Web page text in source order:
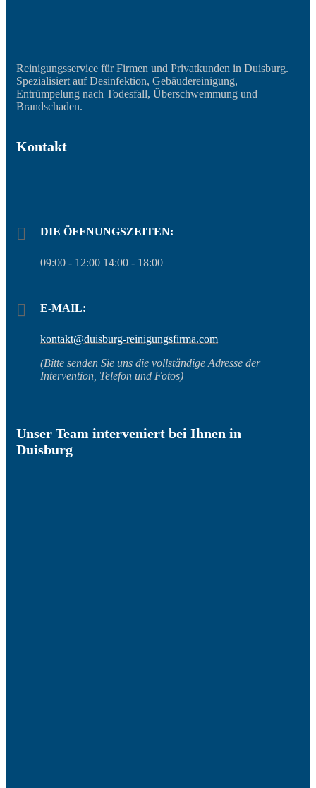
Reinigungsservice für Firmen und Privatkunden in Duisburg.
Spezialisiert auf Desinfektion, Gebäudereinigung,
Entrümpelung nach Todesfall, Überschwemmung und
Brandschaden.
Kontakt
DIE ÖFFNUNGSZEITEN:
09:00 - 12:00 14:00 - 18:00
E-MAIL:
kontakt@duisburg-reinigungsfirma.com
(Bitte senden Sie uns die vollständige Adresse der
Intervention, Telefon und Fotos)
Unser Team interveniert bei Ihnen in
Duisburg